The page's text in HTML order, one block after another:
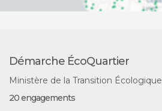
Démarche ÉcoQuartier
Ministère de la Transition Écologique
20 engagements